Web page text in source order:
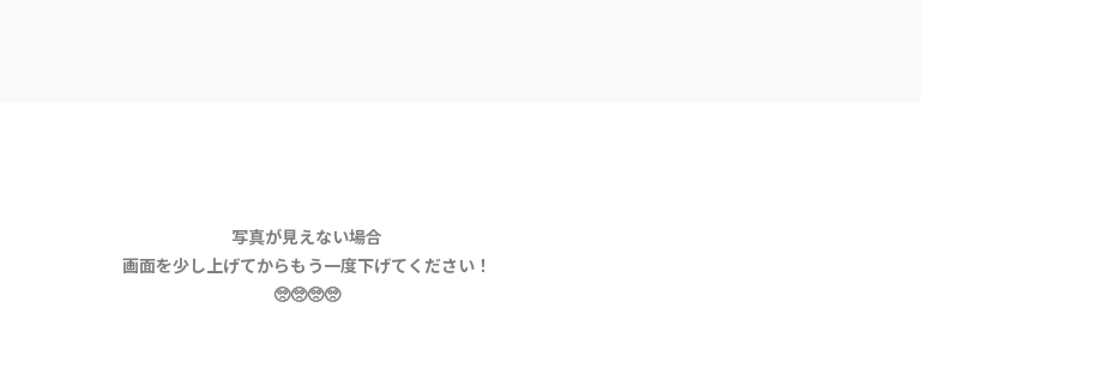
写真が見えない場合
画面を少し上げてからもう一度下げてください！
🥺🥺🥺🥺